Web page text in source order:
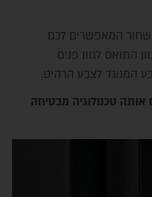
המאפשרים לכם
התואם לגוון פנים
המנוגד לצבע הרהיט.
טכנולוגיה מבטיחה